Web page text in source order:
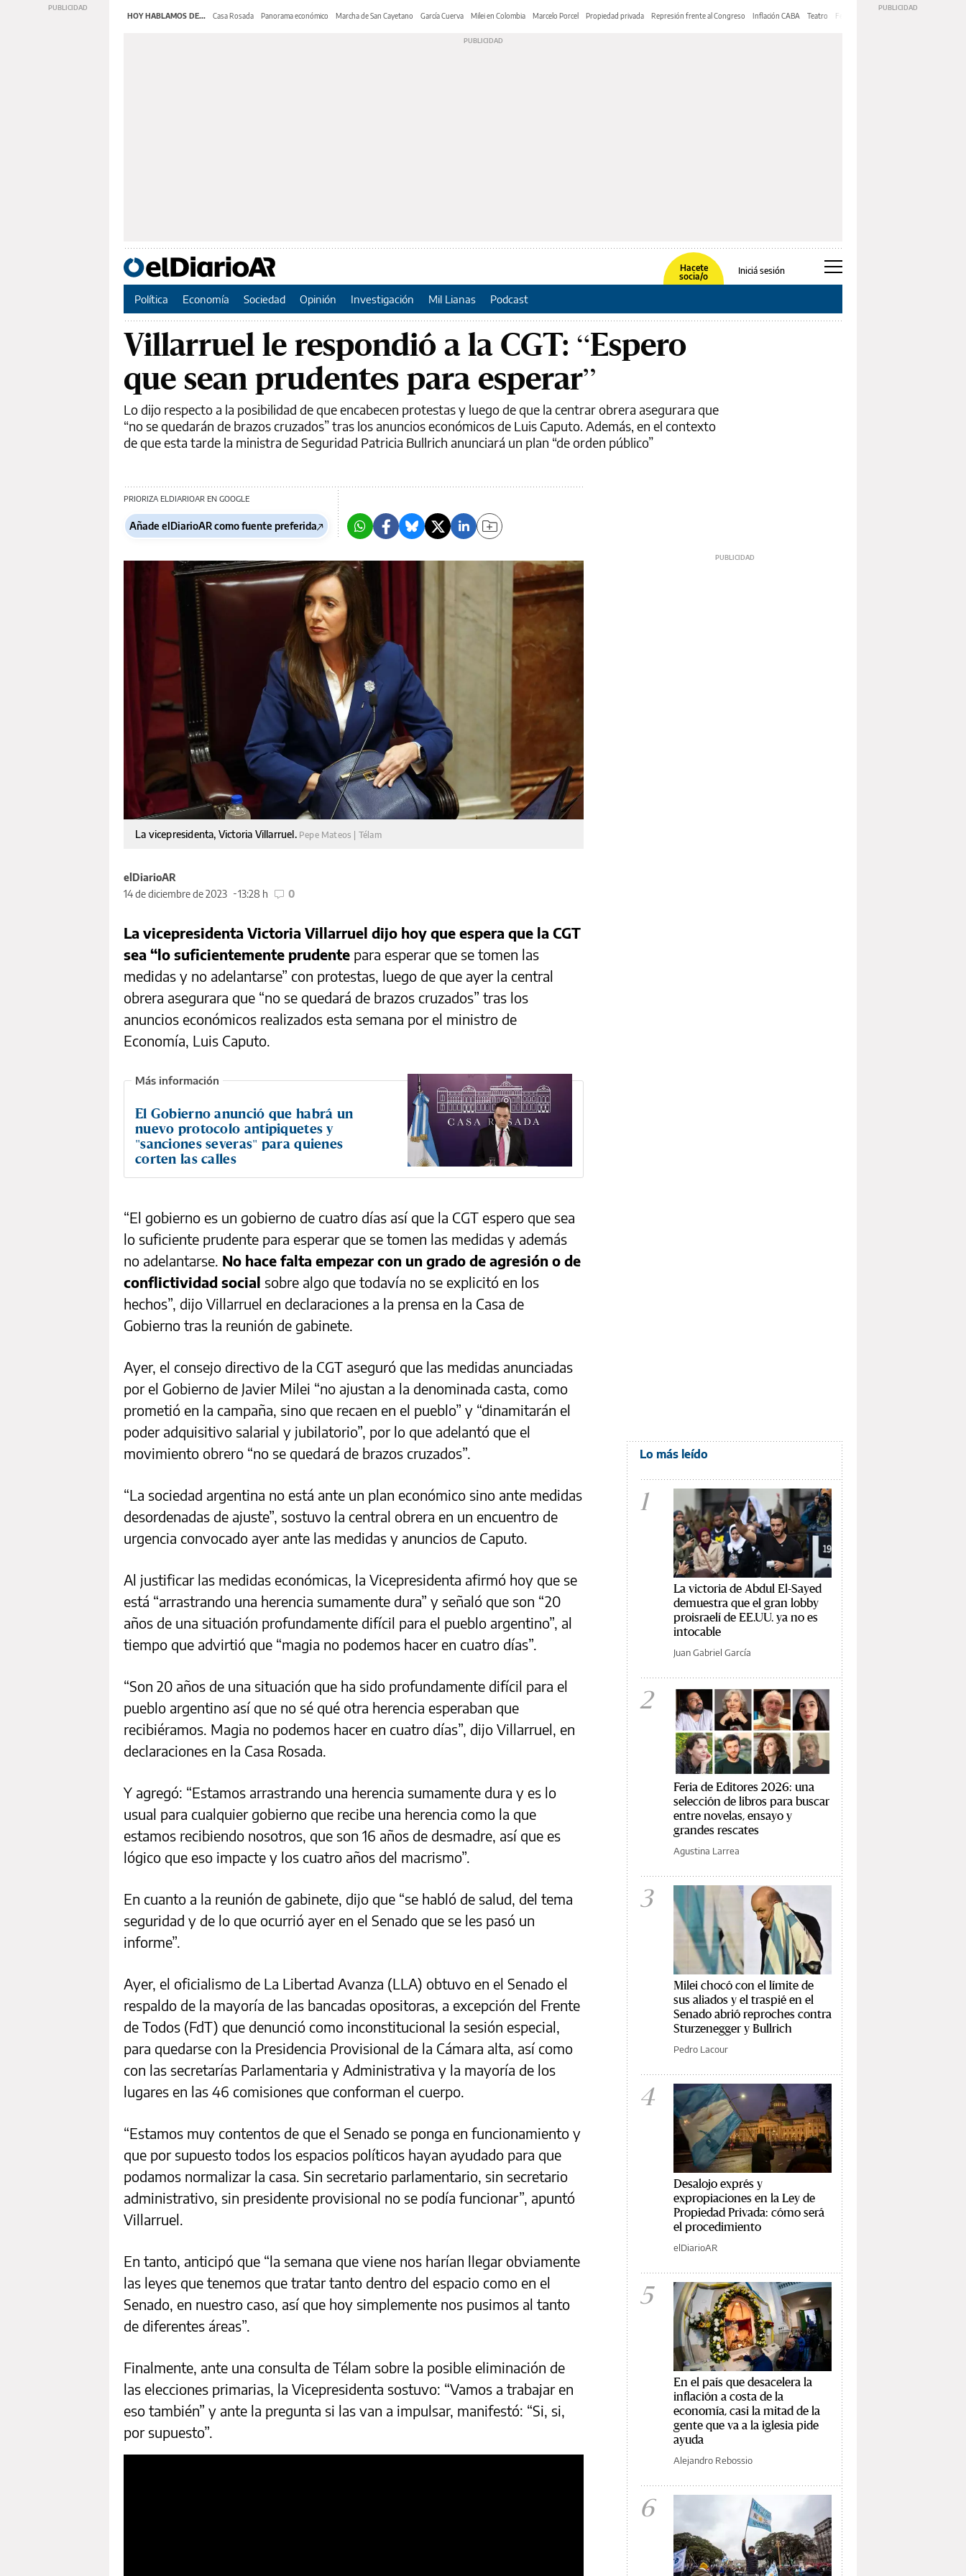
HOY HABLAMOS DE... Casa Rosada Panorama económico Marcha de San Cayetano García Cuerva Milei en Colombia Marcelo Porcel Propiedad privada Represión frente al Congreso Inflación CABA Teatro Feria de Editores
Hacete
socia/o
Iniciá sesión
Política Economía Sociedad Opinión Investigación Mil Lianas Podcast
Villarruel le respondió a la CGT: “Espero
que sean prudentes para esperar”
Lo dijo respecto a la posibilidad de que encabecen protestas y luego de que la centrar obrera asegurara que
“no se quedarán de brazos cruzados” tras los anuncios económicos de Luis Caputo. Además, en el contexto
de que esta tarde la ministra de Seguridad Patricia Bullrich anunciará un plan “de orden público”
PRIORIZA ELDIARIOAR EN GOOGLE
Añade elDiarioAR como fuente preferida
La vicepresidenta, Victoria Villarruel. Pepe Mateos | Télam
elDiarioAR
14 de diciembre de 2023
13:28 h 0
La vicepresidenta Victoria Villarruel dijo hoy que espera que la CGT
sea “lo suficientemente prudente para esperar que se tomen las
medidas y no adelantarse” con protestas, luego de que ayer la central
obrera asegurara que “no se quedará de brazos cruzados” tras los
anuncios económicos realizados esta semana por el ministro de
Economía, Luis Caputo.
El Gobierno anunció que habrá un
nuevo protocolo antipiquetes y
"sanciones severas" para quienes
corten las calles
“El gobierno es un gobierno de cuatro días así que la CGT espero que sea
lo suficiente prudente para esperar que se tomen las medidas y además
no adelantarse. No hace falta empezar con un grado de agresión o de
conflictividad social sobre algo que todavía no se explicitó en los
hechos”, dijo Villarruel en declaraciones a la prensa en la Casa de
Gobierno tras la reunión de gabinete.
Ayer, el consejo directivo de la CGT aseguró que las medidas anunciadas
por el Gobierno de Javier Milei “no ajustan a la denominada casta, como
prometió en la campaña, sino que recaen en el pueblo” y “dinamitarán el
poder adquisitivo salarial y jubilatorio”, por lo que adelantó que el
movimiento obrero “no se quedará de brazos cruzados”.
“La sociedad argentina no está ante un plan económico sino ante medidas
desordenadas de ajuste”, sostuvo la central obrera en un encuentro de
urgencia convocado ayer ante las medidas y anuncios de Caputo.
Al justificar las medidas económicas, la Vicepresidenta afirmó hoy que se
está “arrastrando una herencia sumamente dura” y señaló que son “20
años de una situación profundamente difícil para el pueblo argentino”, al
tiempo que advirtió que “magia no podemos hacer en cuatro días”.
“Son 20 años de una situación que ha sido profundamente difícil para el
pueblo argentino así que no sé qué otra herencia esperaban que
recibiéramos. Magia no podemos hacer en cuatro días”, dijo Villarruel, en
declaraciones en la Casa Rosada.
Y agregó: “Estamos arrastrando una herencia sumamente dura y es lo
usual para cualquier gobierno que recibe una herencia como la que
estamos recibiendo nosotros, que son 16 años de desmadre, así que es
lógico que eso impacte y los cuatro años del macrismo”.
En cuanto a la reunión de gabinete, dijo que “se habló de salud, del tema
seguridad y de lo que ocurrió ayer en el Senado que se les pasó un
informe”.
Ayer, el oficialismo de La Libertad Avanza (LLA) obtuvo en el Senado el
respaldo de la mayoría de las bancadas opositoras, a excepción del Frente
de Todos (FdT) que denunció como inconstitucional la sesión especial,
para quedarse con la Presidencia Provisional de la Cámara alta, así como
con las secretarías Parlamentaria y Administrativa y la mayoría de los
lugares en las 46 comisiones que conforman el cuerpo.
“Estamos muy contentos de que el Senado se ponga en funcionamiento y
que por supuesto todos los espacios políticos hayan ayudado para que
podamos normalizar la casa. Sin secretario parlamentario, sin secretario
administrativo, sin presidente provisional no se podía funcionar”, apuntó
Villarruel.
En tanto, anticipó que “la semana que viene nos harían llegar obviamente
las leyes que tenemos que tratar tanto dentro del espacio como en el
Senado, en nuestro caso, así que hoy simplemente nos pusimos al tanto
de diferentes áreas”.
Finalmente, ante una consulta de Télam sobre la posible eliminación de
las elecciones primarias, la Vicepresidenta sostuvo: “Vamos a trabajar en
eso también” y ante la pregunta si las van a impulsar, manifestó: “Si, si,
por supuesto”.
Lo más leído
1
La victoria de Abdul El-Sayed
demuestra que el gran lobby
proisraelí de EE.UU. ya no es
intocable
Juan Gabriel García
2
Feria de Editores 2026: una
selección de libros para buscar
entre novelas, ensayo y
grandes rescates
Agustina Larrea
3
Milei chocó con el límite de
sus aliados y el traspié en el
Senado abrió reproches contra
Sturzenegger y Bullrich
Pedro Lacour
4
Desalojo exprés y
expropiaciones en la Ley de
Propiedad Privada: cómo será
el procedimiento
elDiarioAR
5
En el país que desacelera la
inflación a costa de la
economía, casi la mitad de la
gente que va a la iglesia pide
ayuda
Alejandro Rebossio
6